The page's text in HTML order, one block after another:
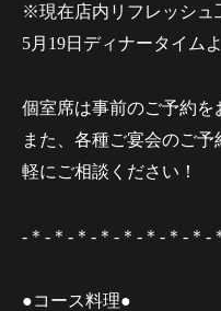
※現在店内リフレッシュ
5月19日ディナータイム
個室席は事前のご予約を
また、各種ご宴会のご
軽にご相談ください！
-＊-＊-＊-＊-＊-＊-＊-＊-
●コース料理●